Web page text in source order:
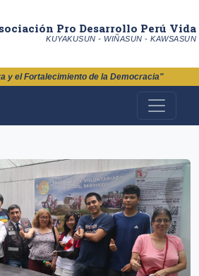
Pro Desarrollo Perú Vida
KUYAKUSUN - WIÑASUN - KAWSASUN
y el Fortalecimiento de la Democracia"